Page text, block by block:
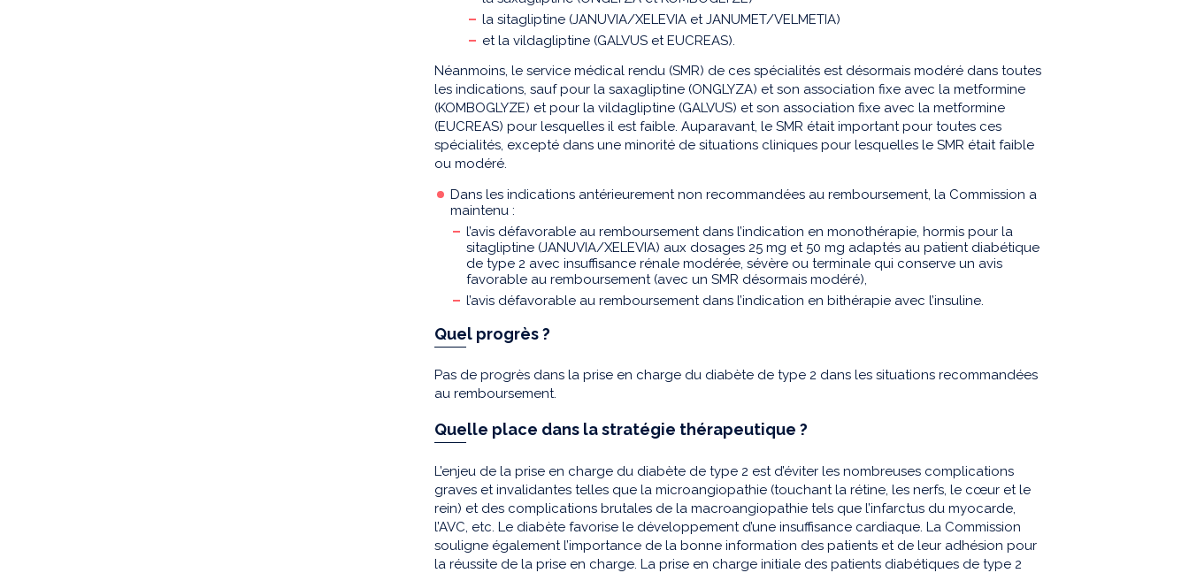
la sitagliptine (JANUVIA/XELEVIA et JANUMET/VELMETIA)
et la vildagliptine (GALVUS et EUCREAS).
Néanmoins, le service médical rendu (SMR) de ces spécialités est désormais modéré dans toutes
les indications, sauf pour la saxagliptine (ONGLYZA) et son association fixe avec la metformine
(KOMBOGLYZE) et pour la vildagliptine (GALVUS) et son association fixe avec la metformine
(EUCREAS) pour lesquelles il est faible. Auparavant, le SMR était important pour toutes ces
spécialités, excepté dans une minorité de situations cliniques pour lesquelles le SMR était faible
ou modéré.
Dans les indications antérieurement non recommandées au remboursement, la Commission a
maintenu :
l’avis défavorable au remboursement dans l’indication en monothérapie, hormis pour la
sitagliptine (JANUVIA/XELEVIA) aux dosages 25 mg et 50 mg adaptés au patient diabétique
de type 2 avec insuffisance rénale modérée, sévère ou terminale qui conserve un avis
favorable au remboursement (avec un SMR désormais modéré),
l’avis défavorable au remboursement dans l’indication en bithérapie avec l’insuline.
Quel progrès ?
Pas de progrès dans la prise en charge du diabète de type 2 dans les situations recommandées
au remboursement.
Quelle place dans la stratégie thérapeutique ?
L’enjeu de la prise en charge du diabète de type 2 est d’éviter les nombreuses complications
graves et invalidantes telles que la microangiopathie (touchant la rétine, les nerfs, le cœur et le
rein) et des complications brutales de la macroangiopathie tels que l’infarctus du myocarde,
l’AVC, etc. Le diabète favorise le développement d’une insuffisance cardiaque. La Commission
souligne également l’importance de la bonne information des patients et de leur adhésion pour
la réussite de la prise en charge. La prise en charge initiale des patients diabétiques de type 2